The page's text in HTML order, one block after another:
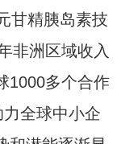
甘精胰岛素技
非洲区域收入
1000多个合作
全球中小企